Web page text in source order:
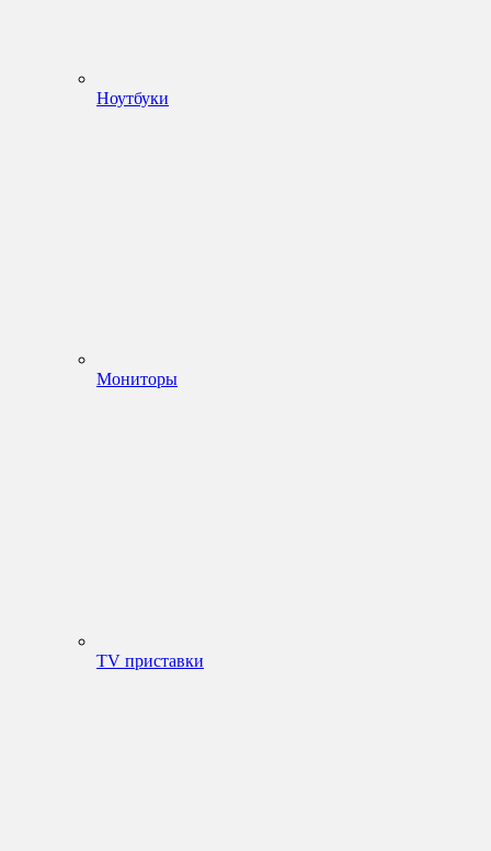
Ноутбуки
Мониторы
TV приставки